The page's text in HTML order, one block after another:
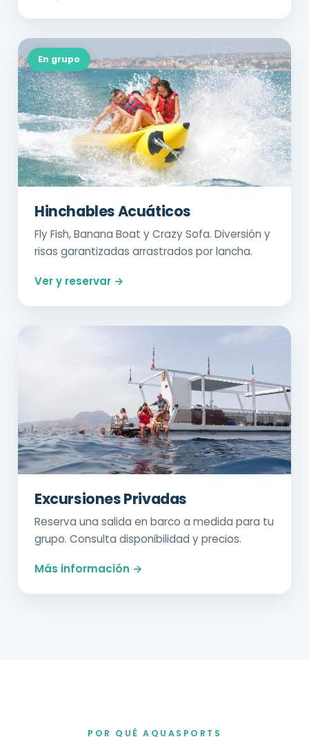
En grupo
Hinchables Acuáticos
Fly Fish, Banana Boat y Crazy Sofa. Diversión y
risas garantizadas arrastrados por lancha.
Ver y reservar →
Excursiones Privadas
Reserva una salida en barco a medida para tu
grupo. Consulta disponibilidad y precios.
Más información →
POR QUÉ AQUASPORTS